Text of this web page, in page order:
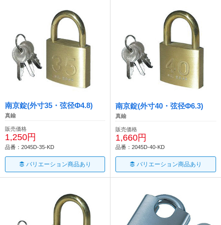
南京錠(外寸35・弦径Φ4.8)
真鍮
販売価格
1,250円
品番：2045D-35-KD
バリエーション商品あり
南京錠(外寸40・弦径Φ6.3)
真鍮
販売価格
1,660円
品番：2045D-40-KD
バリエーション商品あり